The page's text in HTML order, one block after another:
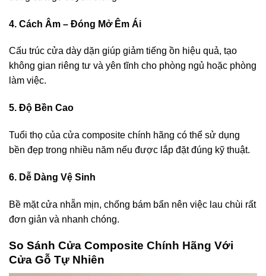
4. Cách Âm – Đóng Mở Êm Ái
Cấu trúc cửa dày dặn giúp giảm tiếng ồn hiệu quả, tạo
không gian riêng tư và yên tĩnh cho phòng ngủ hoặc phòng
làm việc.
5. Độ Bền Cao
Tuổi thọ của cửa composite chính hãng có thể sử dụng
bền đẹp trong nhiều năm nếu được lắp đặt đúng kỹ thuật.
6. Dễ Dàng Vệ Sinh
Bề mặt cửa nhẵn mịn, chống bám bẩn nên việc lau chùi rất
đơn giản và nhanh chóng.
So Sánh Cửa Composite Chính Hãng Với
Cửa Gỗ Tự Nhiên